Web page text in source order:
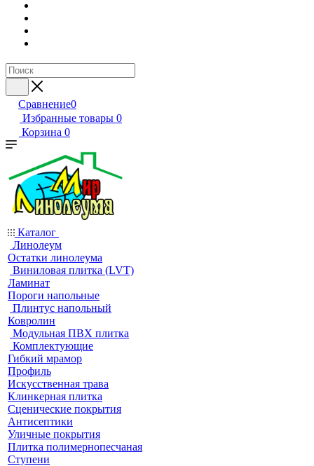
Сравнение0
Избранные товары 0
Корзина 0
Каталог
Линолеум
Остатки линолеума
Виниловая плитка (LVT)
Ламинат
Пороги напольные
Плинтус напольный
Ковролин
Модульная ПВХ плитка
Комплектующие
Гибкий мрамор
Профиль
Искусственная трава
Клинкерная плитка
Сценические покрытия
Антисептики
Уличные покрытия
Плитка полимернопесчаная
Ступени